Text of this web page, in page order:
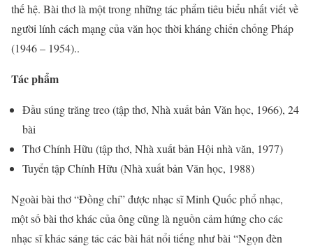
thế hệ. Bài thơ là một trong những tác phẩm tiêu biểu nhất viết về
người lính cách mạng của văn học thời kháng chiến chống Pháp
(1946 – 1954)..
Tác phẩm
Đầu súng trăng treo (tập thơ, Nhà xuất bản Văn học, 1966), 24
bài
Thơ Chính Hữu (tập thơ, Nhà xuất bản Hội nhà văn, 1977)
Tuyển tập Chính Hữu (Nhà xuất bản Văn học, 1988)
Ngoài bài thơ “Đồng chí” được nhạc sĩ Minh Quốc phổ nhạc,
một số bài thơ khác của ông cũng là nguồn cảm hứng cho các
nhạc sĩ khác sáng tác các bài hát nổi tiếng như bài “Ngọn đèn